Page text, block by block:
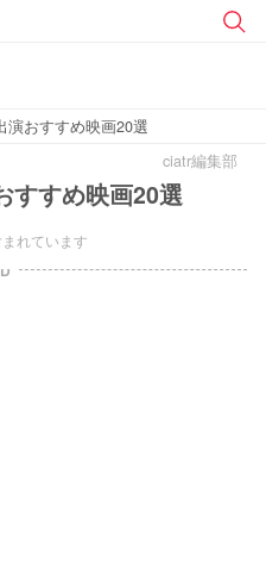
演おすすめ映画20選
ciatr編集部
すすめ映画20選
れています